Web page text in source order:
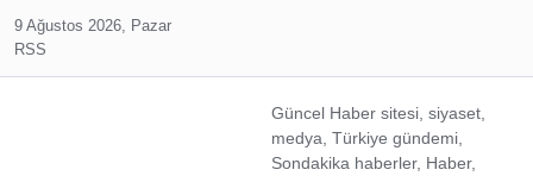
9 Ağustos 2026, Pazar
RSS
Güncel Haber sitesi, siyaset,
medya, Türkiye gündemi,
Sondakika haberler, Haber,